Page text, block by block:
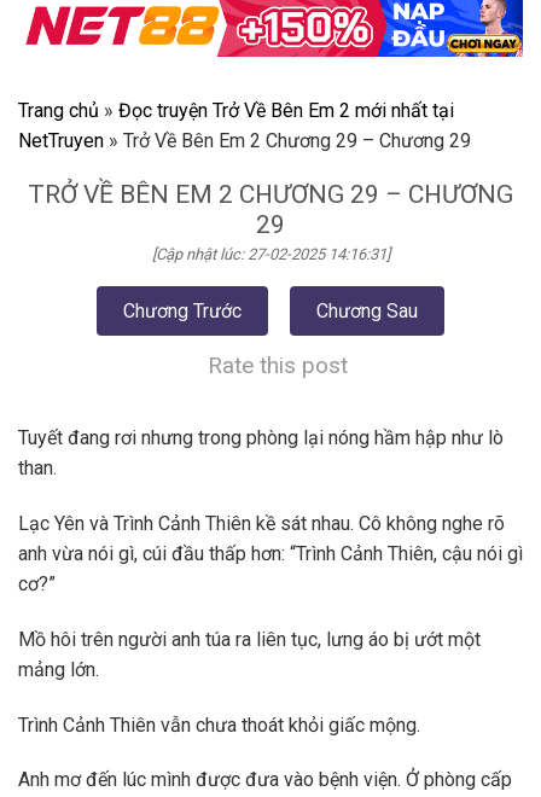
Trang chủ » Đọc truyện Trở Về Bên Em 2 mới nhất tại
NetTruyen » Trở Về Bên Em 2 Chương 29 – Chương 29
TRỞ VỀ BÊN EM 2 CHƯƠNG 29 – CHƯƠNG
29
[Cập nhật lúc: 27-02-2025 14:16:31]
Chương Trước Chương Sau
Rate this post
Tuyết đang rơi nhưng trong phòng lại nóng hầm hập như lò
than.
Lạc Yên và Trình Cảnh Thiên kề sát nhau. Cô không nghe rõ
anh vừa nói gì, cúi đầu thấp hơn: “Trình Cảnh Thiên, cậu nói gì
cơ?”
Mồ hôi trên người anh túa ra liên tục, lưng áo bị ướt một
mảng lớn.
Trình Cảnh Thiên vẫn chưa thoát khỏi giấc mộng.
Anh mơ đến lúc mình được đưa vào bệnh viện. Ở phòng cấp